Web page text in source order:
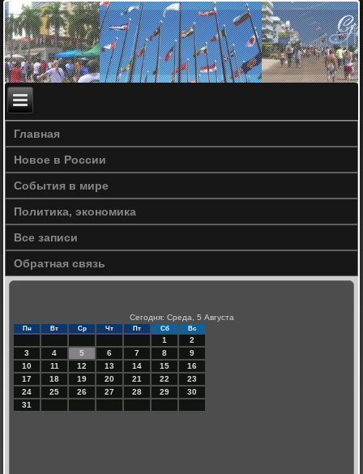
Главная
Новое в России
События в мире
Политика, экономика
Все записи
Обратная связь
Сегодня: Среда, 5 Августа
Пн Вт Ср Чт Пт Сб Вс
1
2
3
4 5 6 7 8
9
10
11 12 13 14 15
16
17
18 19 20 21 22
23
24
25 26 27 28 29
30
31